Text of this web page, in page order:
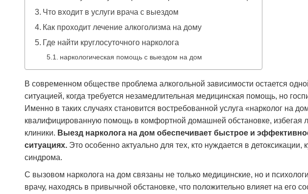
Что входит в услуги врача с выездом
Как проходит лечение алкоголизма на дому
Где найти круглосуточного нарколога
наркологическая помощь с выездом на дом
В современном обществе проблема алкогольной зависимости остается
ситуацией, когда требуется незамедлительная медицинская помощь, но
Именно в таких случаях становится востребованной услуга «нарколог на
квалифицированную помощь в комфортной домашней обстановке, избегая
клиники. Выезд нарколога на дом обеспечивает быстрое и
ситуациях. Это особенно актуально для тех, кто нуждается в
синдрома.
С вызовом нарколога на дом связаны не только медицинские, но и
врачу, находясь в привычной обстановке, что положительно влияет на его